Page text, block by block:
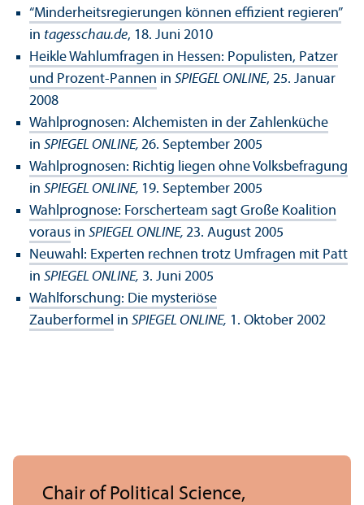
“Minderheitsregierungen können effizient regieren”
in tagesschau.de, 18. Juni 2010
Heikle Wahlumfragen in Hessen: Populisten, Patzer
und Prozent-Pannen in SPIEGEL ONLINE, 25. Januar
2008
Wahlprognosen: Alchemisten in der Zahlenküche
in SPIEGEL ONLINE, 26. September 2005
Wahlprognosen: Richtig liegen ohne Volksbefragung
in SPIEGEL ONLINE, 19. September 2005
Wahlprognose: Forscherteam sagt Große Koalition
voraus in SPIEGEL ONLINE, 23. August 2005
Neuwahl: Experten rechnen trotz Umfragen mit Patt
in SPIEGEL ONLINE, 3. Juni 2005
Wahlforschung: Die mysteriöse
Zauberformel in SPIEGEL ONLINE, 1. Oktober 2002
Chair of Political Science,